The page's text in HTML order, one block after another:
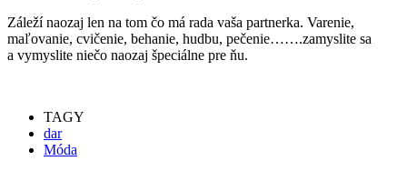
Záleží naozaj len na tom čo má rada vaša partnerka. Varenie,
maľovanie, cvičenie, behanie, hudbu, pečenie…….zamyslite sa
a vymyslite niečo naozaj špeciálne pre ňu.
TAGY
dar
Móda